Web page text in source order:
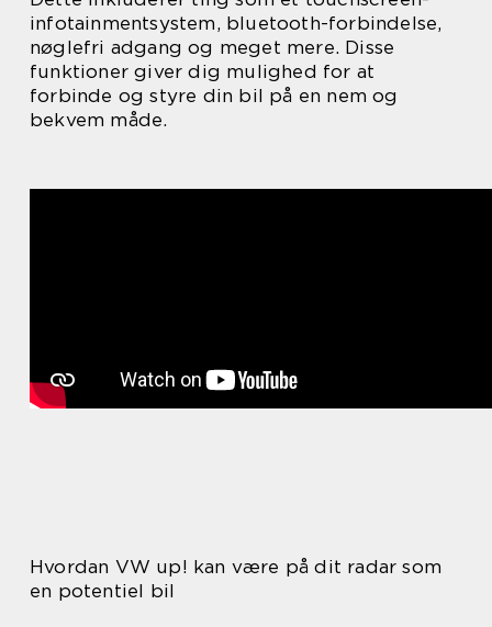
infotainmentsystem, bluetooth-forbindelse,
nøglefri adgang og meget mere. Disse
funktioner giver dig mulighed for at
forbinde og styre din bil på en nem og
bekvem måde.
Hvordan VW up! kan være på dit radar som
en potentiel bil